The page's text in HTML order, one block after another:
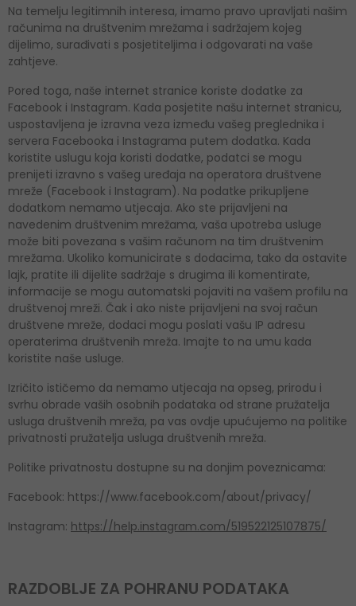
Na temelju legitimnih interesa, imamo pravo upravljati našim
računima na društvenim mrežama i sadržajem kojeg
dijelimo, surađivati ​​s posjetiteljima i odgovarati na vaše
zahtjeve.
Pored toga, naše internet stranice koriste dodatke za
Facebook i Instagram. Kada posjetite našu internet stranicu,
uspostavljena je izravna veza između vašeg preglednika i
servera Facebooka i Instagrama putem dodatka. Kada
koristite uslugu koja koristi dodatke, podatci se mogu
prenijeti izravno s vašeg uređaja na operatora društvene
mreže (Facebook i Instagram). Na podatke prikupljene
dodatkom nemamo utjecaja. Ako ste prijavljeni na
navedenim društvenim mrežama, vaša upotreba usluge
može biti povezana s vašim računom na tim društvenim
mrežama. Ukoliko komunicirate s dodacima, tako da ostavite
lajk, pratite ili dijelite sadržaje s drugima ili komentirate,
informacije se mogu automatski pojaviti na vašem profilu na
društvenoj mreži. Čak i ako niste prijavljeni na svoj račun
društvene mreže, dodaci mogu poslati vašu IP adresu
operaterima društvenih mreža. Imajte to na umu kada
koristite naše usluge.
Izričito ističemo da nemamo utjecaja na opseg, prirodu i
svrhu obrade vaših osobnih podataka od strane pružatelja
usluga društvenih mreža, pa vas ovdje upućujemo na politike
privatnosti pružatelja usluga društvenih mreža.
Politike privatnostu dostupne su na donjim poveznicama:
Facebook: https://www.facebook.com/about/privacy/
Instagram: https://help.instagram.com/519522125107875/
RAZDOBLJE ZA POHRANU PODATAKA